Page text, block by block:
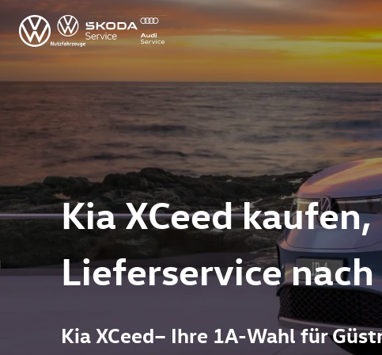
Kia XCeed
Lieferservice
Kia XCeed– Ihre 1A-Wahl für